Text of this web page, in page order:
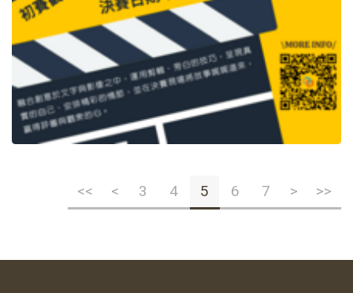
<< < 3 4 5 6 7 > >>